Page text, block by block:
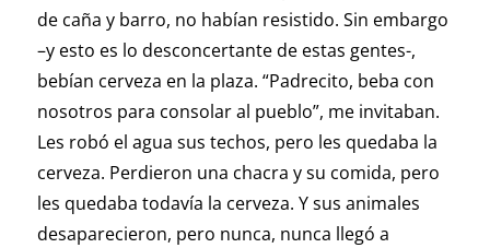
de caña y barro, no habían resistido. Sin embargo
–y esto es lo desconcertante de estas gentes-,
bebían cerveza en la plaza. “Padrecito, beba con
nosotros para consolar al pueblo”, me invitaban.
Les robó el agua sus techos, pero les quedaba la
cerveza. Perdieron una chacra y su comida, pero
les quedaba todavía la cerveza. Y sus animales
desaparecieron, pero nunca, nunca llegó a